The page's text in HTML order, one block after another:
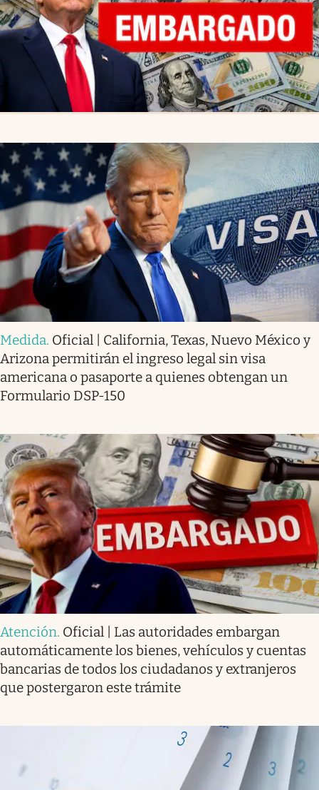
Medida. Oficial | California, Texas, Nuevo México y
Arizona permitirán el ingreso legal sin visa
americana o pasaporte a quienes obtengan un
Formulario DSP-150
Atención. Oficial | Las autoridades embargan
automáticamente los bienes, vehículos y cuentas
bancarias de todos los ciudadanos y extranjeros
que postergaron este trámite